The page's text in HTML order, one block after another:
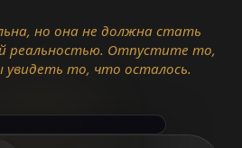
но она не должна стать
реальностью. Отпустите то,
то, что осталось.